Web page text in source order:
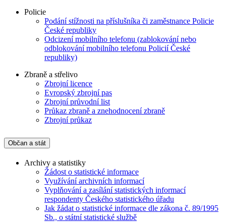
Policie
Podání stížnosti na příslušníka či zaměstnance Policie
České republiky
Odcizení mobilního telefonu (zablokování nebo
odblokování mobilního telefonu Policií České
republiky)
Zbraně a střelivo
Zbrojní licence
Evropský zbrojní pas
Zbrojní průvodní list
Průkaz zbraně a znehodnocení zbraně
Zbrojní průkaz
Občan a stát
Archivy a statistiky
Žádost o statistické informace
Využívání archivních informací
Vyplňování a zasílání statistických informací
respondenty Českého statistického úřadu
Jak žádat o statistické informace dle zákona č. 89/1995
Sb., o státní statistické službě